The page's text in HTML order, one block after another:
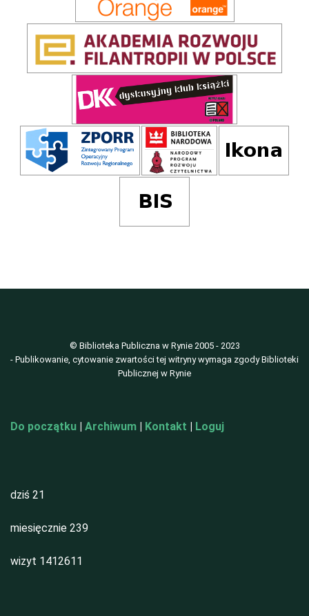
© Biblioteka Publiczna w Rynie 2005 - 2023
- Publikowanie, cytowanie zwartości tej witryny wymaga zgody Biblioteki
Publicznej w Rynie
Do początku Archiwum Kontakt Loguj
dziś 21
miesięcznie 239
wizyt 1412611